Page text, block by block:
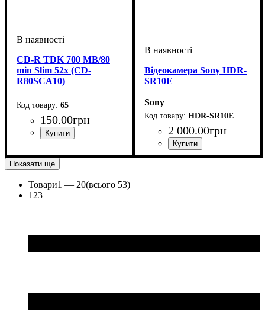
CD-R TDK 700 MB/80
min Slim 52x (CD-
R80SCA10)
65
150.00грн
Відеокамера Sony HDR-
SR10E
Sony
HDR-SR10E
2 000.00грн
Показати ще
Товари1 — 20(всього 53)
1 23